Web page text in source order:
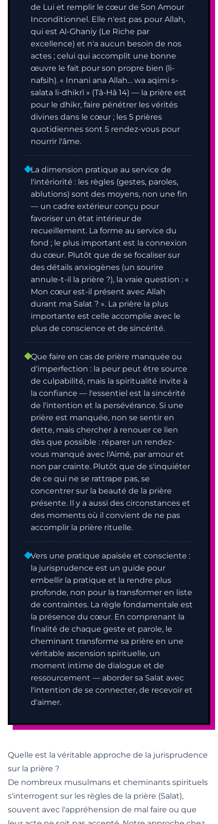
de Lui et remplir le cœur de Son Amour
Inconditionnel. Elle n'est pas pour Allah,
qui est Al-Ghaniy (Le Riche par
excellence) et n'a aucun besoin de nos
actes ; celui qui accomplit une bonne
œuvre le fait pour son propre bien (li-
nafsih). « Innani ana Allah… wa aqimi s-
salata li-dhikrī » (Tâ-Hâ 14) — la prière est
pour le dhikr, faire pénétrer les vérités
divines dans le cœur ; les 5 prières
quotidiennes sont 5 rendez-vous pour
nourrir l'âme.
La dimension pratique au service de
l'intériorité : les règles (gestes, paroles,
ablutions) sont des moyens, non une fin
— un cadre extérieur conçu pour
favoriser un état intérieur de
recueillement. La forme au service du
fond ; le plus important est la connexion
du cœur. Plutôt que de se focaliser sur
des détails anxiogènes (un sourire
annule-t-il la prière ?), la vraie question : «
Mon cœur est-il présent avec Allah
durant ma Salat ? ». La prière la plus
importante est celle accomplie avec le
plus de conscience et de sincérité.
Que faire en cas de prière manquée ou
d'imperfection : la peur peut être source
de culpabilité, mais la spiritualité invite à
la confiance — l'essentiel est la sincérité
de l'intention et la persévérance. Si une
prière est manquée, non se sentir en
dette, mais chercher à renouer ce lien
dès que possible : réparer un rendez-
vous manqué avec l'Aimé, par amour et
non par crainte. Plutôt que de s'inquiéter
de ce qui ne se rattrape pas, se
concentrer sur la beauté de la prière
présente. Il y a aussi des circonstances et
des moments où il convient de ne pas
accomplir la prière rituelle.
Vers une pratique apaisée et consciente :
la jurisprudence est un guide pour
embellir la pratique et la rendre plus
profonde, non pour la transformer en liste
de contraintes. La règle fondamentale est
la présence du cœur. En comprenant la
finalité de chaque geste et parole, le
cheminant transforme sa prière en une
véritable ascension spirituelle, un
moment intime de dialogue et de
ressourcement — aborder sa Salat avec
l'intention de se connecter, de recevoir et
d'aimer.
Quelle est la véritable approche de la jurisprudence
sur la prière ?
De nombreux musulmans et cheminants spirituels
s'interrogent sur les règles de la prière (Salat),
souvent avec l'appréhension de mal faire ou que